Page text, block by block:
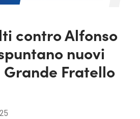
contro Alfonso
nuovi
Fratello